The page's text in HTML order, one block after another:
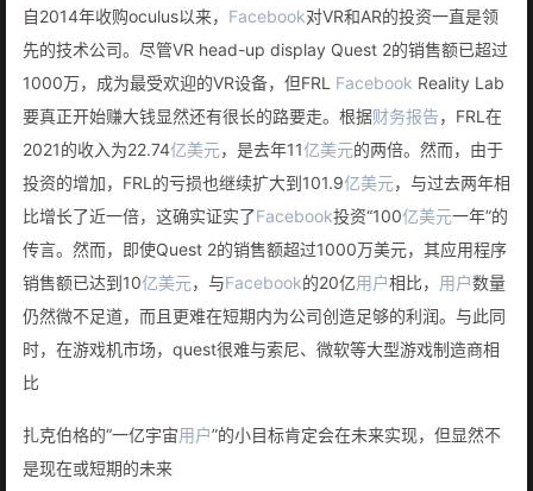
自2014年收购oculus以来， Facebook对VR和AR的投资一直是领
先的技术公司。尽管VR head-up display Quest 2的销售额已超过
1000万，成为最受欢迎的VR设备，但FRL Facebook Reality Lab
要真正开始赚大钱显然还有很长的路要走。根据财务报告，FRL在
2021的收入为22.74亿美元，是去年11亿美元的两倍。然而，由于
投资的增加，FRL的亏损也继续扩大到101.9亿美元，与过去两年相
比增长了近一倍，这确实证实了Facebook投资“100亿美元一年”的
传言。然而，即使Quest 2的销售额超过1000万美元，其应用程序
销售额已达到10亿美元，与Facebook的20亿用户相比， 用户数量
仍然微不足道，而且更难在短期内为公司创造足够的利润。与此同
时，在游戏机市场，quest很难与索尼、微软等大型游戏制造商相
比
扎克伯格的“一亿宇宙用户”的小目标肯定会在未来实现，但显然不
是现在或短期的未来